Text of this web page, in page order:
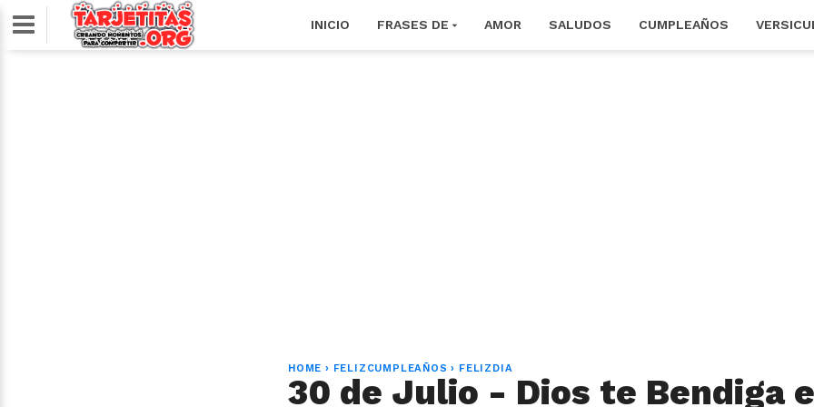
INICIO FRASES DE AMOR SALUDOS CUMPLEAÑOS
HOME › FELIZCUMPLEAÑOS › FELIZDIA
30 de Julio - Dios te Bendiga